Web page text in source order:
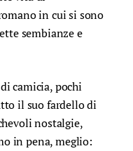
in cui si sono
sembianze e
camicia, pochi
il suo fardello di
nostalgie,
in pena, meglio: